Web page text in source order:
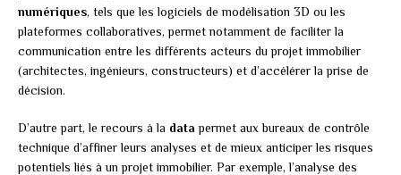
numériques, tels que les logiciels de modélisation 3D ou les
plateformes collaboratives, permet notamment de faciliter la
communication entre les différents acteurs du projet immobilier
(architectes, ingénieurs, constructeurs) et d’accélérer la prise de
décision.
D’autre part, le recours à la data permet aux bureaux de contrôle
technique d’affiner leurs analyses et de mieux anticiper les risques
potentiels liés à un projet immobilier. Par exemple, l’analyse des